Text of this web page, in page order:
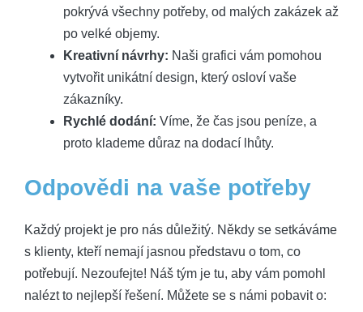
pokrývá všechny potřeby, od malých zakázek až
po velké objemy.
Kreativní návrhy: Naši grafici vám pomohou
vytvořit unikátní design, který osloví vaše
zákazníky.
Rychlé dodání: Víme, že čas jsou peníze, a
proto klademe důraz na dodací lhůty.
Odpovědi na vaše potřeby
Každý projekt je pro nás důležitý. Někdy se setkáváme
s klienty, kteří nemají jasnou představu o tom, co
potřebují. Nezoufejte! Náš tým je tu, aby vám pomohl
nalézt to nejlepší řešení. Můžete se s námi pobavit o: